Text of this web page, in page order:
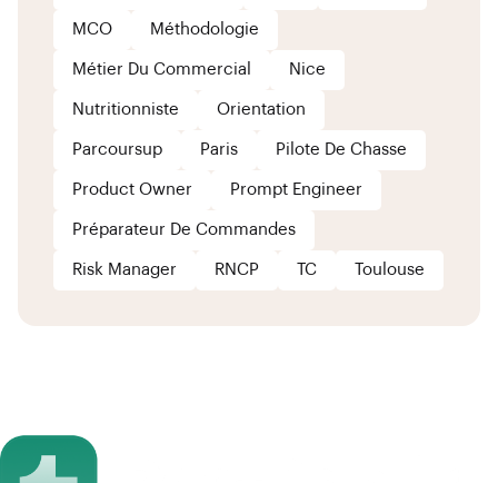
MCO Méthodologie
Métier Du Commercial Nice
Nutritionniste Orientation
Parcoursup Paris Pilote De Chasse
Product Owner Prompt Engineer
Préparateur De Commandes
Risk Manager RNCP TC Toulouse